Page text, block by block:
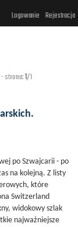
Logowanie Rejestracja
- strona:1/1
po Szwajcarii - po
na kolejną. Z listy
które
Switzerland
widokowy szlak
najważniejsze